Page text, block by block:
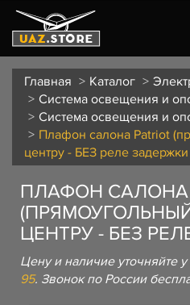
Главная Каталог
Система освещения и
Система освещения и
Плафон салона Patriot
центру - БЕЗ реле задержки
ПЛАФОН САЛОНА
ЦЕНТРУ - БЕЗ
Цену и наличие уточняйте
95. Звонок по России